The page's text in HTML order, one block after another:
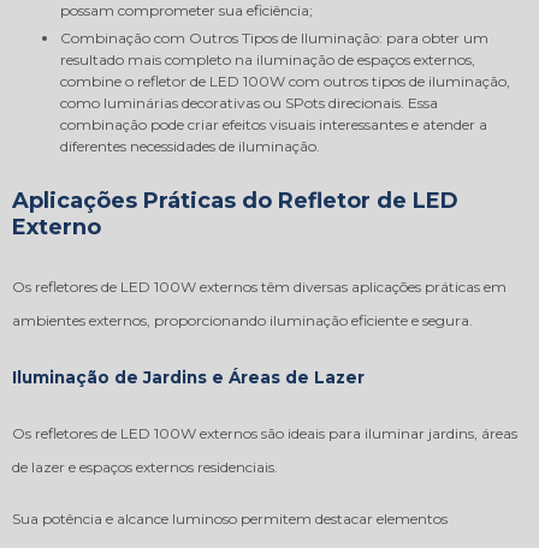
possam comprometer sua eficiência;
Combinação com Outros Tipos de Iluminação: para obter um
resultado mais completo na iluminação de espaços externos,
combine o refletor de LED 100W com outros tipos de iluminação,
como luminárias decorativas ou SPots direcionais. Essa
combinação pode criar efeitos visuais interessantes e atender a
diferentes necessidades de iluminação.
Aplicações Práticas do Refletor de LED
Externo
Os refletores de LED 100W externos têm diversas aplicações práticas em
ambientes externos, proporcionando iluminação eficiente e segura.
Iluminação de Jardins e Áreas de Lazer
Os refletores de LED 100W externos são ideais para iluminar jardins, áreas
de lazer e espaços externos residenciais.
Sua potência e alcance luminoso permitem destacar elementos